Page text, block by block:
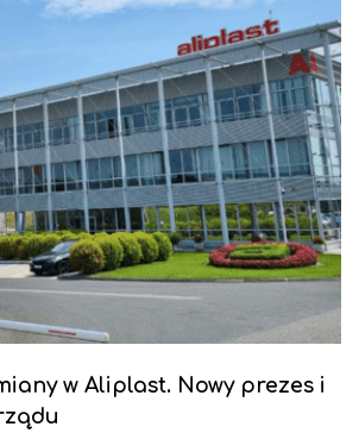
w Aliplast. Nowy prezes i